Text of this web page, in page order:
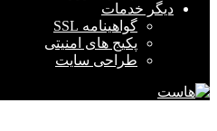
دیگر خدمات
گواهینامه SSL
پکیج های امنیتی
طراحی سایت